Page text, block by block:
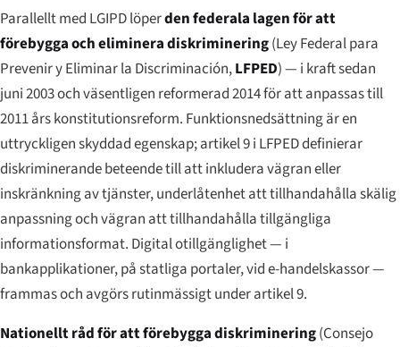
Parallellt med LGIPD löperden federala lagen för att
förebygga och eliminera diskriminering(Ley Federal para
Prevenir y Eliminar la Discriminación,LFPED) — i kraft sedan
juni 2003 och väsentligen reformerad 2014 för att anpassas till
2011 års konstitutionsreform. Funktionsnedsättning är en
uttryckligen skyddad egenskap; artikel 9 i LFPED definierar
diskriminerande beteende till att inkludera vägran eller
inskränkning av tjänster, underlåtenhet att tillhandahålla skälig
anpassning och vägran att tillhandahålla tillgängliga
informationsformat. Digital otillgänglighet — i
bankapplikationer, på statliga portaler, vid e-handelskassor —
frammas och avgörs rutinmässigt under artikel 9.
Nationellt råd för att förebygga diskriminering(Consejo